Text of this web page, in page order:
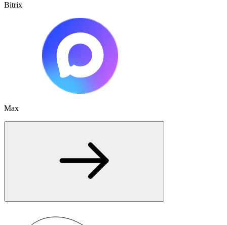
Bitrix
Max